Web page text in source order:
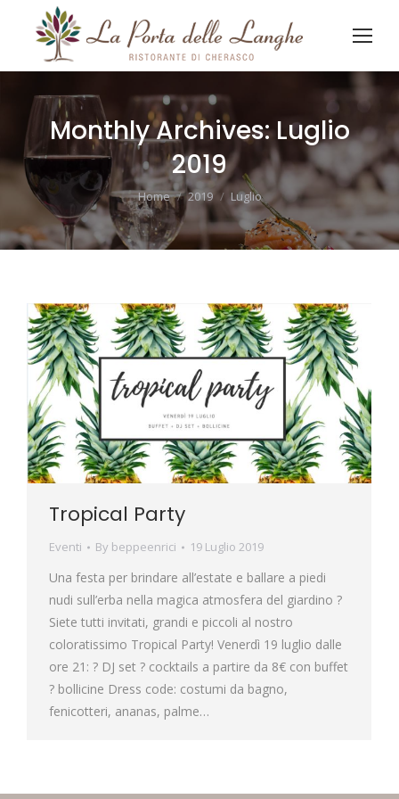
Monthly Archives:Luglio
2019
You are here:
Home 2019 Luglio
Tropical Party
Eventi By beppeenrici 19 Luglio 2019
Una festa per brindare all’estate e ballare a piedi
nudi sull’erba nella magica atmosfera del giardino ?
Siete tutti invitati, grandi e piccoli al nostro
coloratissimo Tropical Party! Venerdì 19 luglio dalle
ore 21: ? DJ set ? cocktails a partire da 8€ con buffet
? bollicine Dress code: costumi da bagno,
fenicotteri, ananas, palme…